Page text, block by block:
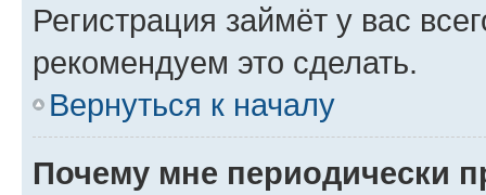
Регистрация займёт у вас
рекомендуем это сделать.
Вернуться к началу
Почему мне периодически